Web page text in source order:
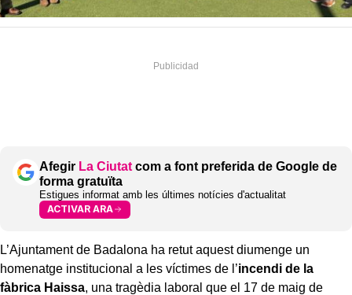
Afegir La Ciutat com a font preferida de Google de
forma gratuïta
Estigues informat amb les últimes notícies d'actualitat
ACTIVAR ARA
L’Ajuntament de Badalona ha retut aquest diumenge un
homenatge institucional a les víctimes de l’incendi de la
fàbrica Haissa, una tragèdia laboral que el 17 de maig de